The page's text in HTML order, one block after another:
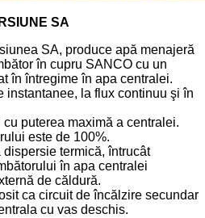
SA
SA, produce apă menajeră
în cupru SANCO cu un
în întregime în apa centralei.
instantanee, la flux continuu şi în
puterea maximă a centralei.
este de 100%.
termică, întrucât
în apa centralei
de căldură.
ca circuit de încălzire secundar
cu vas deschis.